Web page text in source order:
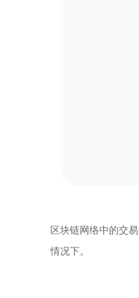
区块链网络中的交
情况下。